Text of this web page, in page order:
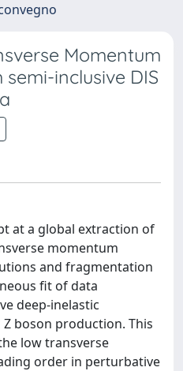
Momentum
inclusive DIS
at a global extraction of
momentum
and fragmentation
fit of data
deep-inelastic
boson production. This
low transverse
order in perturbative